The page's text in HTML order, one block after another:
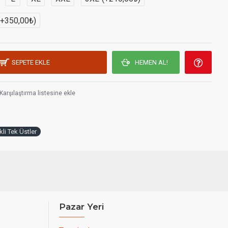
SEPETE EKLE HEMEN AL!
Karşılaştırma listesine ekle
Tek Üstler
Pazar Yeri